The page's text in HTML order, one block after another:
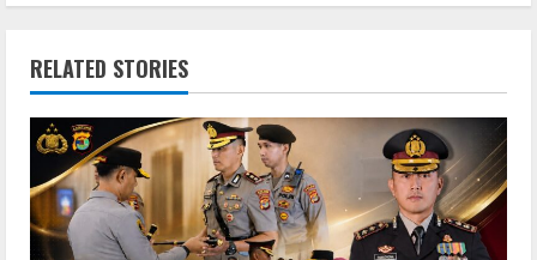
RELATED STORIES